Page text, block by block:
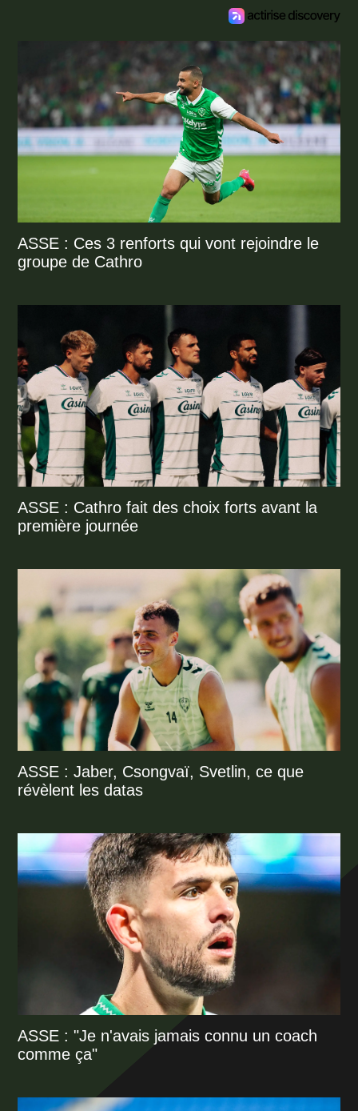
ASSE : Ces 3 renforts qui vont rejoindre le
groupe de Cathro
ASSE : Cathro fait des choix forts avant la
première journée
ASSE : Jaber, Csongvaï, Svetlin, ce que
révèlent les datas
ASSE : "Je n'avais jamais connu un coach
comme ça"